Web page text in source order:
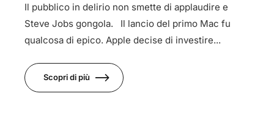
Il pubblico in delirio non smette di applaudire e
Steve Jobs gongola. Il lancio del primo Mac fu
qualcosa di epico. Apple decise di investire...
Scopri di più